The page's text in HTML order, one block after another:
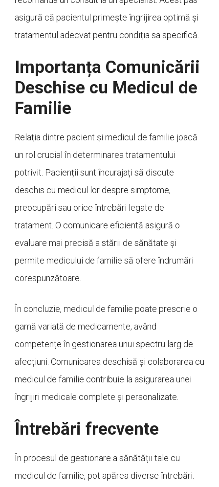
asigură că pacientul primește îngrijirea optimă și
tratamentul adecvat pentru condiția sa specifică.
Importanța Comunicării
Deschise cu Medicul de
Familie
Relația dintre pacient și medicul de familie joacă
un rol crucial în determinarea tratamentului
potrivit. Pacienții sunt încurajați să discute
deschis cu medicul lor despre simptome,
preocupări sau orice întrebări legate de
tratament. O comunicare eficientă asigură o
evaluare mai precisă a stării de sănătate și
permite medicului de familie să ofere îndrumări
corespunzătoare.
În concluzie, medicul de familie poate prescrie o
gamă variată de medicamente, având
competențe în gestionarea unui spectru larg de
afecțiuni. Comunicarea deschisă și colaborarea cu
medicul de familie contribuie la asigurarea unei
îngrijiri medicale complete și personalizate.
Întrebări frecvente
În procesul de gestionare a sănătății tale cu
medicul de familie, pot apărea diverse întrebări.